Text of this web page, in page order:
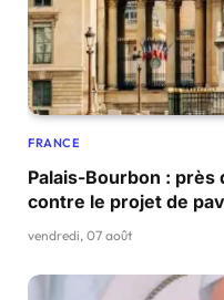
FRANCE
Palais-Bourbon :
contre le projet de
vendredi, 07 août